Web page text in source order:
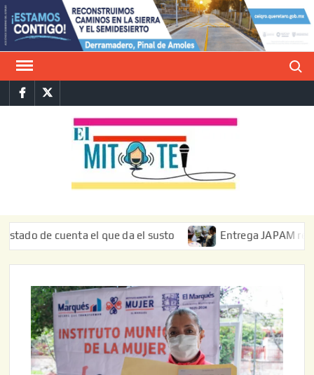
Saltar
al
contenido
FacebookTwitter
cuenta el que da el susto Entrega JAPAM